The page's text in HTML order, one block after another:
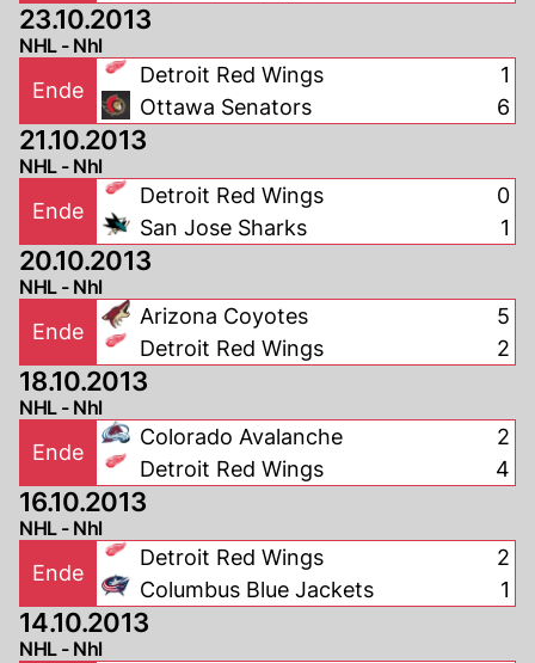
23.10.2013
NHL - Nhl
Ende
Detroit Red Wings
Ottawa Senators
1
6
21.10.2013
NHL - Nhl
Ende
Detroit Red Wings
San Jose Sharks
0
1
20.10.2013
NHL - Nhl
Ende
Arizona Coyotes
Detroit Red Wings
5
2
18.10.2013
NHL - Nhl
Ende
Colorado Avalanche
Detroit Red Wings
2
4
16.10.2013
NHL - Nhl
Ende
Detroit Red Wings
Columbus Blue Jackets
2
1
14.10.2013
NHL - Nhl